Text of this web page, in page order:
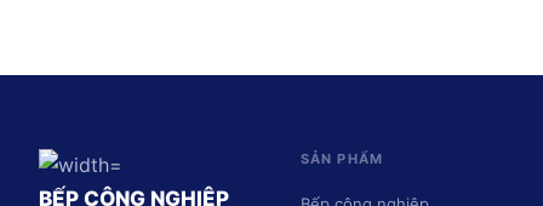
BẾP CÔNG NGHIỆP
SẢN PHẨM